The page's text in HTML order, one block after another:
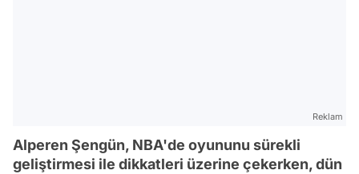
Reklam
Alperen Şengün, NBA'de oyununu sürekli
geliştirmesi ile dikkatleri üzerine çekerken, dün